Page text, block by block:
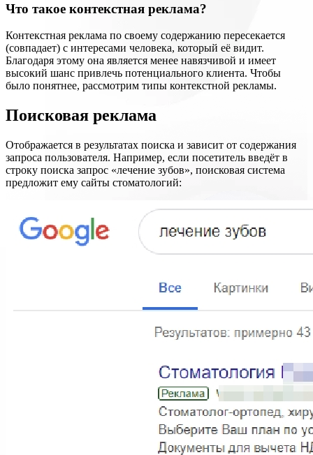
Что такое контекстная реклама?
Контекстная реклама по своему содержанию пересекается
(совпадает) с интересами человека, который её видит.
Благодаря этому она является менее навязчивой и имеет
высокий шанс привлечь потенциального клиента. Чтобы
было понятнее, рассмотрим типы контекстной рекламы.
Поисковая реклама
Отображается в результатах поиска и зависит от содержания
запроса пользователя. Например, если посетитель введёт в
строку поиска запрос «лечение зубов», поисковая система
предложит ему сайты стоматологий: